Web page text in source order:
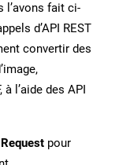
l’avons fait ci-
d’API REST
convertir des
à l’aide des API
pour